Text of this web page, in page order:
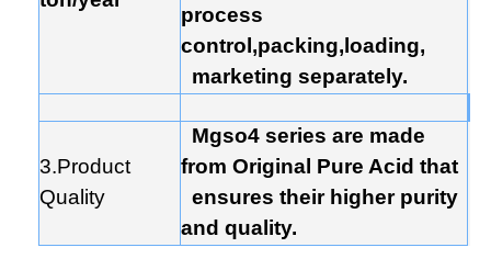
process
control,packing,loading,
marketing separately.
3.Product
Quality
Mgso4 series are made
from Original Pure Acid that
ensures their higher purity
and quality.